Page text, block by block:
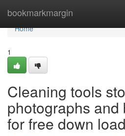
bookmarkmargin
Home
Home
1
Cleaning tools
photographs and
for free down load